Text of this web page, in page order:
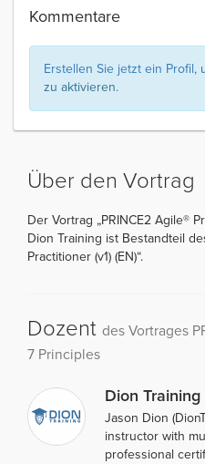
Kommentare
Erstellen Sie jetzt ein Profil,
zu aktivieren.
Über den Vortrag
Der Vortrag „PRINCE2 Agile®
Dion Training ist Bestandteil
Practitioner (v1) (EN)“.
Dozent des Vortrages
7 Principles
Dion Training
Jason Dion
instructor with
professional